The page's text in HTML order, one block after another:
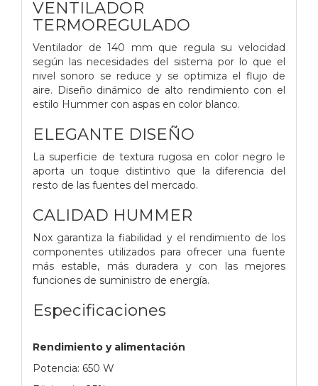
VENTILADOR
TERMOREGULADO
Ventilador de 140 mm que regula su velocidad
según las necesidades del sistema por lo que el
nivel sonoro se reduce y se optimiza el flujo de
aire. Diseño dinámico de alto rendimiento con el
estilo Hummer con aspas en color blanco.
ELEGANTE DISEÑO
La superficie de textura rugosa en color negro le
aporta un toque distintivo que la diferencia del
resto de las fuentes del mercado.
CALIDAD HUMMER
Nox garantiza la fiabilidad y el rendimiento de los
componentes utilizados para ofrecer una fuente
más estable, más duradera y con las mejores
funciones de suministro de energía.
Especificaciones
Rendimiento y alimentación
Potencia: 650 W